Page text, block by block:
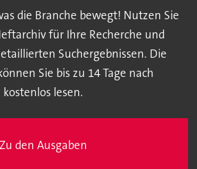
die Branche bewegt! Nutzen Sie
für Ihre Recherche und
Suchergebnissen. Die
Sie bis zu 14 Tage nach
lesen.
Zu den Ausgaben